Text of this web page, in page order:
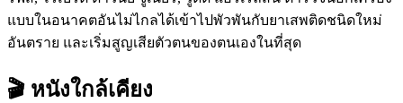
แบบในอนาคตอันไม่ไกลได้เข้าไปพัวพันกับยาเสพติดชนิดใหม่
อันตราย และเริ่มสูญเสียตัวตนของตนเองในที่สุด
🎬 หนังใกล้เคียง